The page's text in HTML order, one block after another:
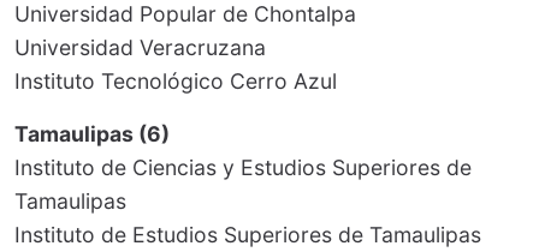
Universidad Popular de Chontalpa
Universidad Veracruzana
Instituto Tecnológico Cerro Azul
Tamaulipas (6)
Instituto de Ciencias y Estudios Superiores de
Tamaulipas
Instituto de Estudios Superiores de Tamaulipas